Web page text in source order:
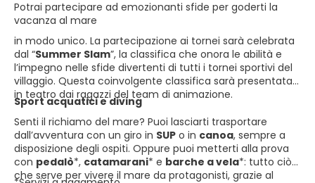
Potrai partecipare ad emozionanti sfide per goderti la
vacanza al mare
in modo unico. La partecipazione ai tornei sarà celebrata
dal “Summer Slam”, la classifica che onora le abilità e
l’impegno nelle sfide divertenti di tutti i tornei sportivi del
villaggio. Questa coinvolgente classifica sarà presentata
in teatro dai ragazzi del team di animazione.
Sport acquatici e diving
Senti il richiamo del mare? Puoi lasciarti trasportare
dall’avventura con un giro in SUP o in canoa, sempre a
disposizione degli ospiti. Oppure puoi metterti alla prova
con pedalò*, catamarani* e barche a vela*: tutto ciò
che serve per vivere il mare da protagonisti, grazie al